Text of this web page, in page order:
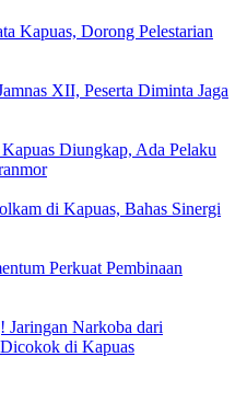
Kapuas, Dorong Pelestarian
XII, Peserta Diminta Jaga
Diungkap, Ada Pelaku
di Kapuas, Bahas Sinergi
Perkuat Pembinaan
Narkoba dari
di Kapuas